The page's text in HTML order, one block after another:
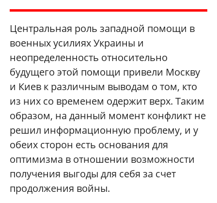
Центральная роль западной помощи в
военных усилиях Украины и
неопределенность относительно
будущего этой помощи привели Москву
и Киев к различным выводам о том, кто
из них со временем одержит верх. Таким
образом, на данный момент конфликт не
решил информационную проблему, и у
обеих сторон есть основания для
оптимизма в отношении возможности
получения выгоды для себя за счет
продолжения войны.